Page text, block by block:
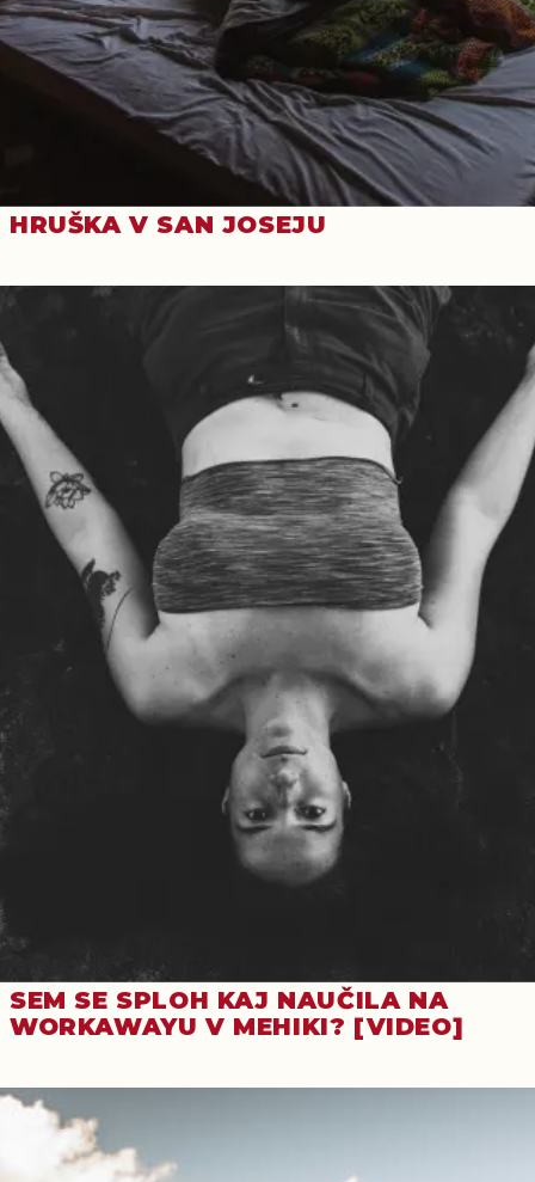
HRUŠKA V SAN JOSEJU
SEM SE SPLOH KAJ NAUČILA NA
WORKAWAYU V MEHIKI? [VIDEO]